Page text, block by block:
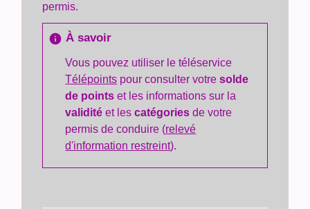
permis.
info À savoir
Vous pouvez utiliser le téléservice
Télépoints pour consulter votresolde
de points et les informations sur la
validité et lescatégories de votre
permis de conduire (relevé
d'information restreint).